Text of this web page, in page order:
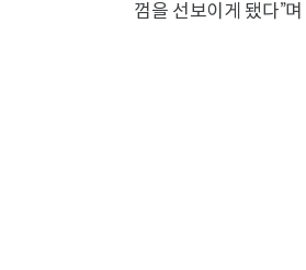
껌을 선보이게 됐다”